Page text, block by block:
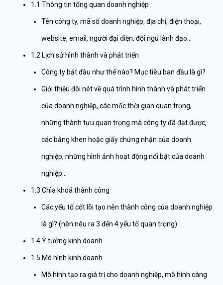
1.1 Thông tin tổng quan doanh nghiệp
Tên công ty, mã số doanh nghiệp, địa chỉ, điện thoại,
website, email, người đại diện, đội ngũ lãnh đạo…
1.2 Lịch sử hình thành và phát triển
Công ty bắt đầu như thế nào? Mục tiêu ban đầu là gì?
Giới thiệu đôi nét về quá trình hình thành và phát triển
của doanh nghiệp, các mốc thời gian quan trọng,
những thành tựu quan trọng mà công ty đã đạt được,
các bằng khen hoặc giấy chứng nhận của doanh
nghiệp, những hình ảnh hoạt động nổi bật của doanh
nghiệp…
1.3 Chìa khoá thành công
Các yếu tố cốt lõi tạo nên thành công của doanh nghiệp
là gì? (nên nêu ra 3 đến 4 yếu tố quan trọng)
1.4 Ý tưởng kinh doanh
1.5 Mô hình kinh doanh
Mô hình tạo ra giá trị cho doanh nghiệp, mô hình càng